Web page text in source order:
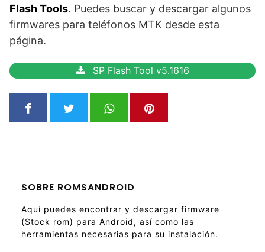
Flash Tools. Puedes buscar y descargar algunos
firmwares para teléfonos MTK desde esta
página.
SP Flash Tool v5.1616
SOBRE ROMSANDROID
Aquí puedes encontrar y descargar firmware
(Stock rom) para Android, así como las
herramientas necesarias para su instalación.